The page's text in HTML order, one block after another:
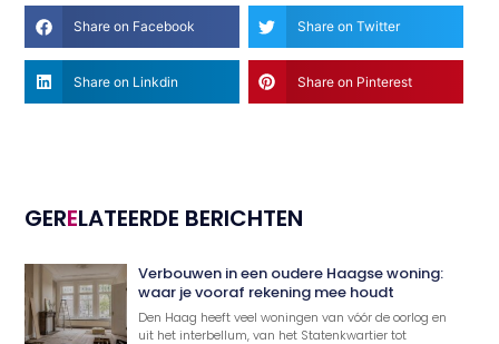
Share on Facebook Share on Twitter
Share on Linkdin Share on Pinterest
GERELATEERDE BERICHTEN
Verbouwen in een oudere Haagse woning:
waar je vooraf rekening mee houdt
Den Haag heeft veel woningen van vóór de oorlog en
uit het interbellum, van het Statenkwartier tot